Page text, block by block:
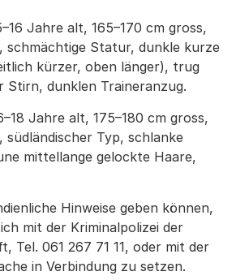
Jahre alt, 165–170 cm gross,
schmächtige Statur, dunkle kurze
kürzer, oben länger), trug
Stirn, dunklen Traineranzug.
Jahre alt, 175–180 cm gross,
Typ, schlanke
mittellange gelockte Haare,
Hinweise geben können,
mit der Kriminalpolizei der
Tel. 061 267 71 11, oder mit der
in Verbindung zu setzen.